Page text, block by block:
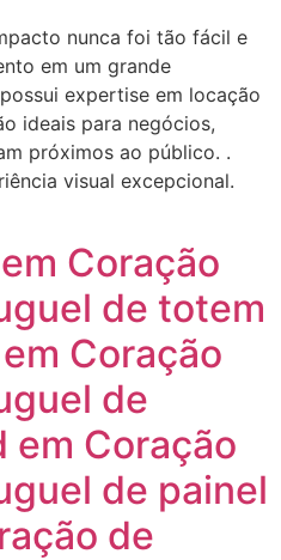
nunca foi tão fácil e
em um grande
expertise em locação
ideais para negócios,
próximos ao público. .
visual excepcional.
Coração
de totem
Coração
de
em Coração
de painel
de